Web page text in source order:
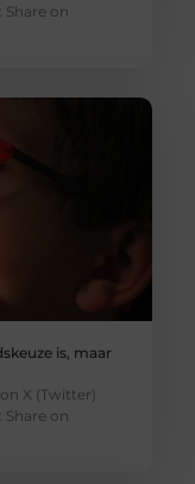
Share on
is, maar
X (Twitter)
Share on